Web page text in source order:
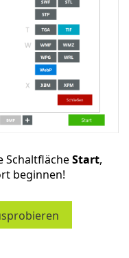
SchaltflächeStart,
beginnen!